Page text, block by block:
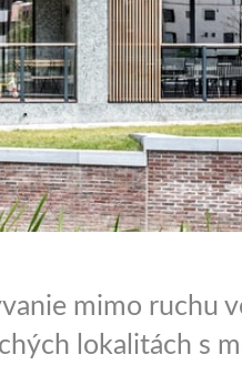
mimo ruchu
lokalitách s